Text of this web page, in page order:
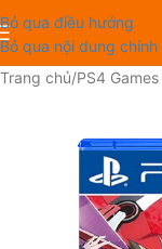
Bỏ qua điều hướng
Bỏ qua nội dung chính
Trang chủ/PS4